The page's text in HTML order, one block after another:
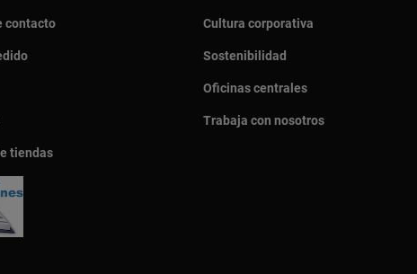
contacto
tiendas
Cultura corporativa
Sostenibilidad
Oficinas centrales
Trabaja con nosotros